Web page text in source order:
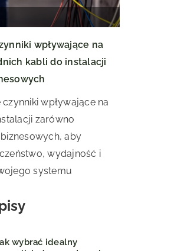
wpływające na
kabli do instalacji
wpływające na
zarówno
aby
wydajność i
systemu
wybrać idealny